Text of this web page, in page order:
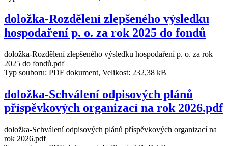
doložka-Rozdělení zlepšeného výsledku
hospodaření p. o. za rok 2025 do fondů
doložka-Rozdělení zlepšeného výsledku hospodaření p. o. za rok
2025 do fondů.pdf
Typ souboru: PDF dokument, Velikost: 232,38 kB
doložka-Schválení odpisových plánů
příspěvkových organizací na rok 2026.pdf
doložka-Schválení odpisových plánů příspěvkových organizací na
rok 2026.pdf